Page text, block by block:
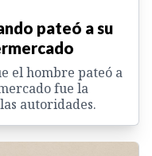
pateó a su
el hombre pateó a
fue la
autoridades.